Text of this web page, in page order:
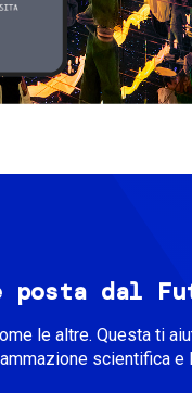
posta dal
le altre. Questa ti
scientifica e